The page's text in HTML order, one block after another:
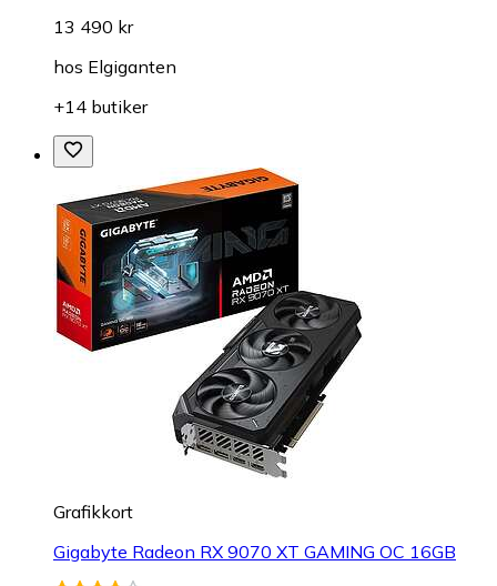
13 490 kr
hos Elgiganten
+14 butiker
Grafikkort
Gigabyte Radeon RX 9070 XT GAMING OC 16GB